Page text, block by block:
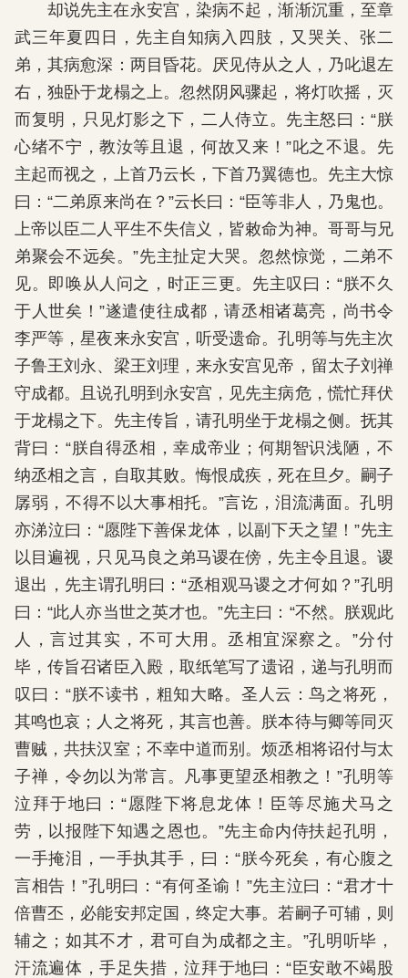
却说先主在永安宫，染病不起，渐渐沉重，至章
武三年夏四日，先主自知病入四肢，又哭关、张二
弟，其病愈深：两目昏花。厌见侍从之人，乃叱退左
右，独卧于龙榻之上。忽然阴风骤起，将灯吹摇，灭
而复明，只见灯影之下，二人侍立。先主怒曰：“朕
心绪不宁，教汝等且退，何故又来！”叱之不退。先
主起而视之，上首乃云长，下首乃翼德也。先主大惊
曰：“二弟原来尚在？”云长曰：“臣等非人，乃鬼也。
上帝以臣二人平生不失信义，皆敕命为神。哥哥与兄
弟聚会不远矣。”先主扯定大哭。忽然惊觉，二弟不
见。即唤从人问之，时正三更。先主叹曰：“朕不久
于人世矣！”遂遣使往成都，请丞相诸葛亮，尚书令
李严等，星夜来永安宫，听受遗命。孔明等与先主次
子鲁王刘永、梁王刘理，来永安宫见帝，留太子刘禅
守成都。且说孔明到永安宫，见先主病危，慌忙拜伏
于龙榻之下。先主传旨，请孔明坐于龙榻之侧。抚其
背曰：“朕自得丞相，幸成帝业；何期智识浅陋，不
纳丞相之言，自取其败。悔恨成疾，死在旦夕。嗣子
孱弱，不得不以大事相托。”言讫，泪流满面。孔明
亦涕泣曰：“愿陛下善保龙体，以副下天之望！”先主
以目遍视，只见马良之弟马谡在傍，先主令且退。谡
退出，先主谓孔明曰：“丞相观马谡之才何如？”孔明
曰：“此人亦当世之英才也。”先主曰：“不然。朕观此
人，言过其实，不可大用。丞相宜深察之。”分付
毕，传旨召诸臣入殿，取纸笔写了遗诏，递与孔明而
叹曰：“朕不读书，粗知大略。圣人云：鸟之将死，
其鸣也哀；人之将死，其言也善。朕本待与卿等同灭
曹贼，共扶汉室；不幸中道而别。烦丞相将诏付与太
子禅，令勿以为常言。凡事更望丞相教之！”孔明等
泣拜于地曰：“愿陛下将息龙体！臣等尽施犬马之
劳，以报陛下知遇之恩也。”先主命内侍扶起孔明，
一手掩泪，一手执其手，曰：“朕今死矣，有心腹之
言相告！”孔明曰：“有何圣谕！”先主泣曰：“君才十
倍曹丕，必能安邦定国，终定大事。若嗣子可辅，则
辅之；如其不才，君可自为成都之主。”孔明听毕，
汗流遍体，手足失措，泣拜于地曰：“臣安敢不竭股